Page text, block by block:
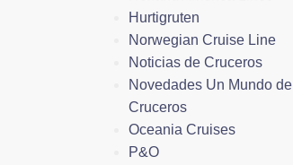
Hurtigruten
Norwegian Cruise Line
Noticias de Cruceros
Novedades Un Mundo de
Cruceros
Oceania Cruises
P&O